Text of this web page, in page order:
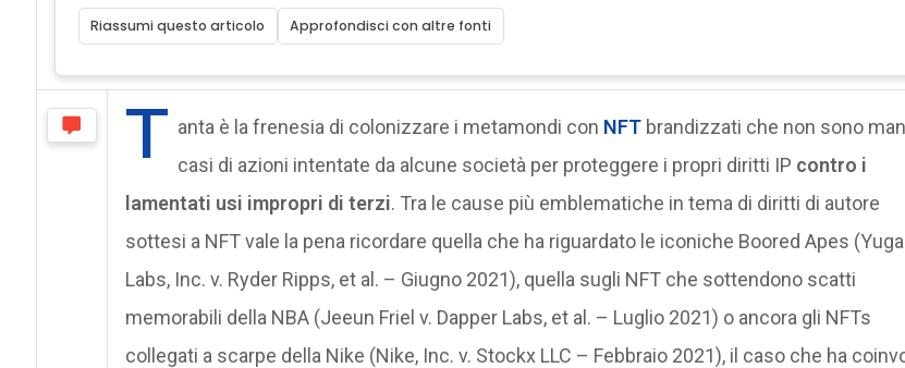
Riassumi questo articolo Approfondisci con altre fonti
T anta è la frenesia di colonizzare i metamondi con NFTbrandizzati che non sono
casi di azioni intentate da alcune società per proteggere i propri diritti IP contro i
lamentati usi impropri di terzi. Tra le cause più emblematiche in tema di diritti di autore
sottesi a NFT vale la pena ricordare quella che ha riguardato le iconiche Boored Apes (Yuga
Labs, Inc. v. Ryder Ripps, et al. – Giugno 2021), quella sugli NFT che sottendono scatti
memorabili della NBA (Jeeun Friel v. Dapper Labs, et al. – Luglio 2021) o ancora gli NFTs
collegati a scarpe della Nike (Nike, Inc. v. Stockx LLC – Febbraio 2021), il caso che ha